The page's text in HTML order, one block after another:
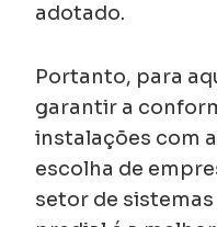
adotado.
Portanto, para
garantir a
instalações com
escolha de
setor de